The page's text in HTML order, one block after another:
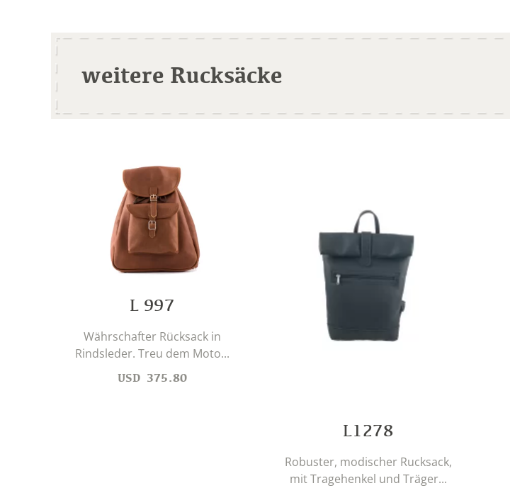
weitere Rucksäcke
L 997
Währschafter Rücksack in
Rindsleder. Treu dem Moto...
USD 375.80
L1278
Robuster, modischer Rucksack,
mit Tragehenkel und Träger...